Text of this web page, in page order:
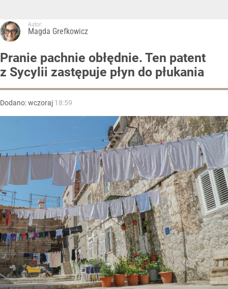
Autor:
Magda Grefkowicz
Pranie pachnie obłędnie. Ten patent
z Sycylii zastępuje płyn do płukania
Dodano:wczoraj 18:59